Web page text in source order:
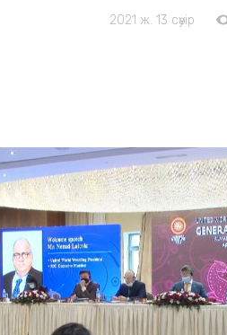
2021 ж. 13 сәуір